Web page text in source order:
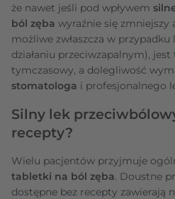
że nawet jeśli pod wpływem
ból zęba wyraźnie się zmniejszy
możliwe zwłaszcza w
działaniu przeciwzapalnym),
tymczasowy, a dolegliwość
stomatologa i profesjonalnego
Silny lek
recepty?
Wielu pacjentów przyjmuje
tabletki na ból zęba. Doustne
dostępne bez recepty zawierają